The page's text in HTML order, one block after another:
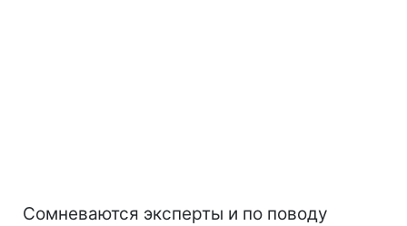
Сомневаются эксперты и по поводу